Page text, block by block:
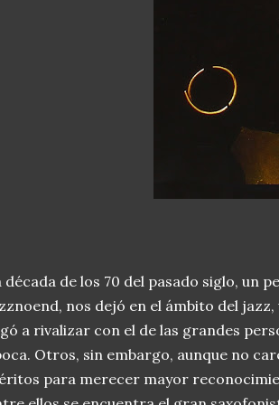
década de los 70 del pasado siglo, un
nos dejó en el ámbito del
a rivalizar con el de las grandes
Otros, sin embargo, aunque no
para merecer mayor